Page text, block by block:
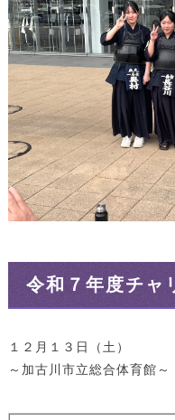
令和７年度チャ
１２月１３日（土）
～加古川市立総合体育館～